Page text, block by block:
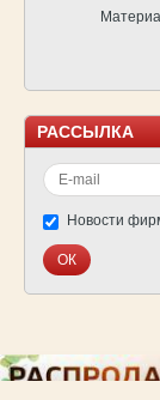
РАССЫЛКА
Новости